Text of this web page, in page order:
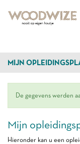
MIJN
De gegevens werden
Mijn
Hieronder kan u een